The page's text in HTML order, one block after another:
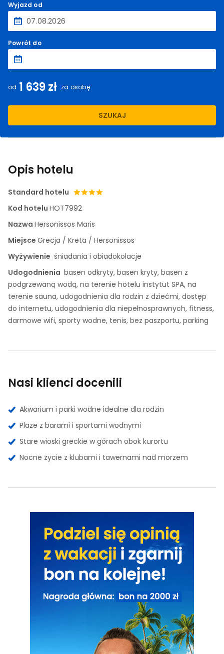
Wyjazd od
Powrót do
od 1 639 zł za osobę
SZUKAJ
Opis hotelu
Standard hotelu
Kod hotelu HOT7992
Nazwa Hersonissos Maris
Miejsce Grecja / Kreta / Hersonissos
Wyżywienie śniadania i obiadokolacje
Udogodnienia basen odkryty, basen kryty, basen z
podgrzewaną wodą, na terenie hotelu instytut SPA, na
terenie sauna, udogodnienia dla rodzin z dziećmi, dostęp
do internetu, udogodnienia dla niepełnosprawnych, fitness,
darmowe wifi, sporty wodne, tenis, bez paszportu, parking
Nasi klienci docenili
Akwarium i parki wodne idealne dla rodzin
Plaże z barami i sportami wodnymi
Stare wioski greckie w górach obok kurortu
Nocne życie z klubami i tawernami nad morzem